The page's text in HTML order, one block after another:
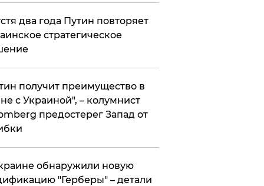
два года Путин повторяет
стратегическое
получит преимущество в
с Украиной", – колумнист
предостерег Запад от
обнаружили новую
"Герберы" – детали